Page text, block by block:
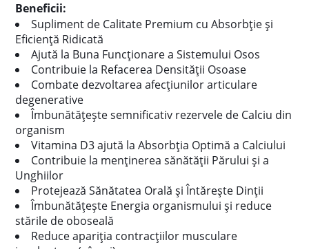
Beneficii:
Supliment de Calitate Premium cu Absorbție și
Eficiență Ridicată
Ajută la Buna Funcționare a Sistemului Osos
Contribuie la Refacerea Densității Osoase
Combate dezvoltarea afecțiunilor articulare
degenerative
Îmbunătățește semnificativ rezervele de Calciu din
organism
Vitamina D3 ajută la Absorbţia Optimă a Calciului
Contribuie la menţinerea sănătăţii Părului și a
Unghiilor
Protejează Sănătatea Orală și Întărește Dinții
Îmbunătățește Energia organismului și reduce
stările de oboseală
Reduce apariția contracțiilor musculare